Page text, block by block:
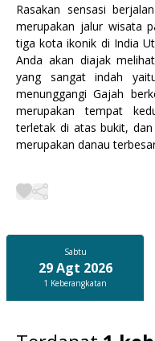
Rasakan sensasi
merupakan jalur wisata
tiga kota ikonik di India
Anda akan diajak
yang sangat indah
menunggangi Gajah
merupakan tempat
terletak di atas bukit,
merupakan danau
Sabtu
29 Agt 2026
1 Keberangkatan